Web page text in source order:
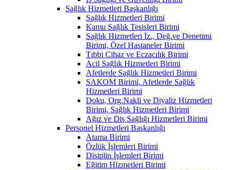
Sağlık Hizmetleri Başkanlığı
Sağlık Hizmetleri Birimi
Kamu Sağlık Tesisleri Birimi
Sağlık Hizmetleri İz., Değ.ve Denetimi
Birimi, Özel Hastaneler Birimi
Tıbbi Cihaz ve Eczacılık Birimi
Acil Sağlık Hizmetleri Birimi
Afetlerde Sağlık Hizmetleri Birimi
SAKOM Birimi, Afetlerde Sağlık
Hizmetleri Birimi
Doku, Org.Nakli ve Diyaliz Hizmetleri
Birimi, Sağlık Hizmetleri Birimi
Ağız ve Diş Sağlığı Hizmetleri Birimi
Personel Hizmetleri Başkanlığı
Atama Birimi
Özlük İşlemleri Birimi
Disiplin İşlemleri Birimi
Eğitim Hizmetleri Birimi